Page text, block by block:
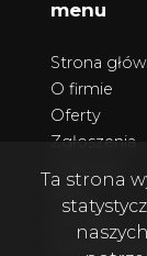
menu
Strona
O firmie
Oferty
Zgłoszenia
Kontakt
Polityka
Ta strona